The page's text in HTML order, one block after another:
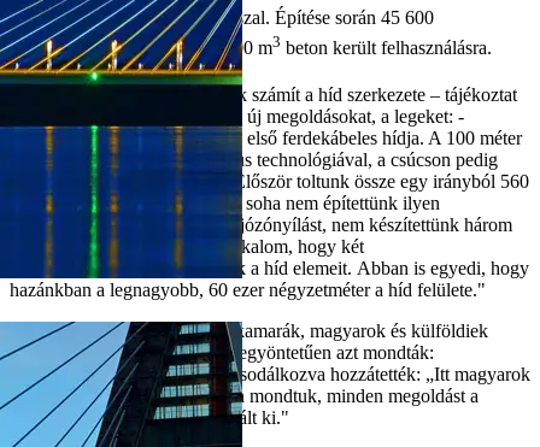
Újpestet köti össze Budakalásszal. Építése során 45 600
tonna cement, valamint 120000 m3 beton került felhasználásra.
"Magyarországon újdonságnak számít a híd szerkezete – tájékoztat
Vindisch László, aki sorolja az új megoldásokat, a legeket: -
Magyarország legmagasabb és első ferdekábeles hídja. A 100 méter
magas állványozást kúszózsalus technológiával, a csúcson pedig
alpintechnikával váltottuk ki. Először toltunk össze egy irányból 560
méter hosszú szerkezetet. Még soha nem építettünk ilyen
technológiával 144 méteres hajózónyílást, nem készítettünk három
elemes alapozást. Ez az első alkalom, hogy két
daruval párhuzamosan emeltük a híd elemeit. Abban is egyedi, hogy
hazánkban a legnagyobb, 60 ezer négyzetméter a híd felülete."
"Szakmai csoportok, mérnök kamarák, magyarok és külföldiek
egymást váltva érkeztek, akik egyöntetűen azt mondták:
„Ez világszínvonal.” Néha rácsodálkozva hozzátették: „Itt magyarok
dolgoznak!” Mi pedig büszkén mondtuk, minden megoldást a
magyar mérnök társadalom talált ki."